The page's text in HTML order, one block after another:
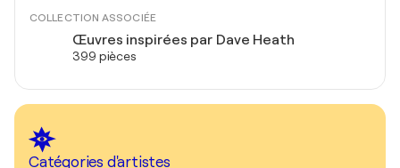
COLLECTION ASSOCIÉE
Œuvres inspirées par Dave Heath
399 pièces
Catégories d'artistes